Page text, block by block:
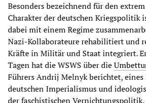
Besonders bezeichnend für den
Charakter der deutschen Kriegspolitik
dabei mit einem Regime
Nazi-Kollaborateure rehabilitiert und
Kräfte in Militär und Staat integriert.
Tagen hat die WSWS über die
Führers Andrij Melnyk berichtet, eines
deutschen Imperialismus und
der faschistischen